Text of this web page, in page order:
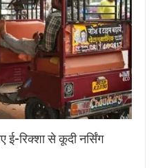
रिक्शा से कूदी नर्सिंग